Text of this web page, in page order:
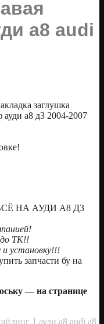
а8 audi
заглушка
а8 д3 2004-2007
НА АУДИ А8 Д3
ТК!!
установку!!!
запчасти бу на
— на странице
1 ауди а8 audi a8